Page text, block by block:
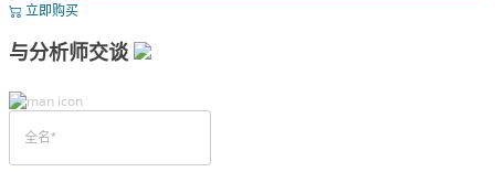
立即购买
与分析师交谈